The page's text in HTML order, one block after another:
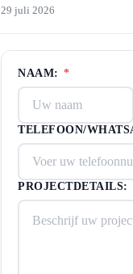
29 juli 2026
NAAM: *
TELEFOON/
PROJECTDETAILS: